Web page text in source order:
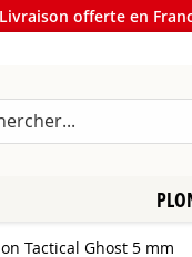
Livraison offerte en
Tactical Ghost 5 mm